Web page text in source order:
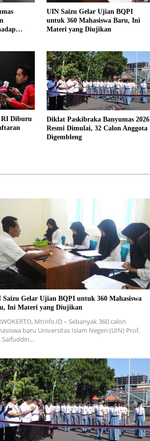
UIN Saizu Gelar Ujian BQPI
untuk 360 Mahasiswa Baru, Ini
Materi yang Diujikan
RI Diburu
Diklat Paskibraka Banyumas 2026
Resmi Dimulai, 32 Calon Anggota
Digembleng
Saizu Gelar Ujian BQPI untuk 360 Mahasiswa
Ini Materi yang Diujikan
MtInfo.ID – Sebanyak 360 calon
baru Universitas Islam Negeri (UIN) Prof.
Saifuddin…